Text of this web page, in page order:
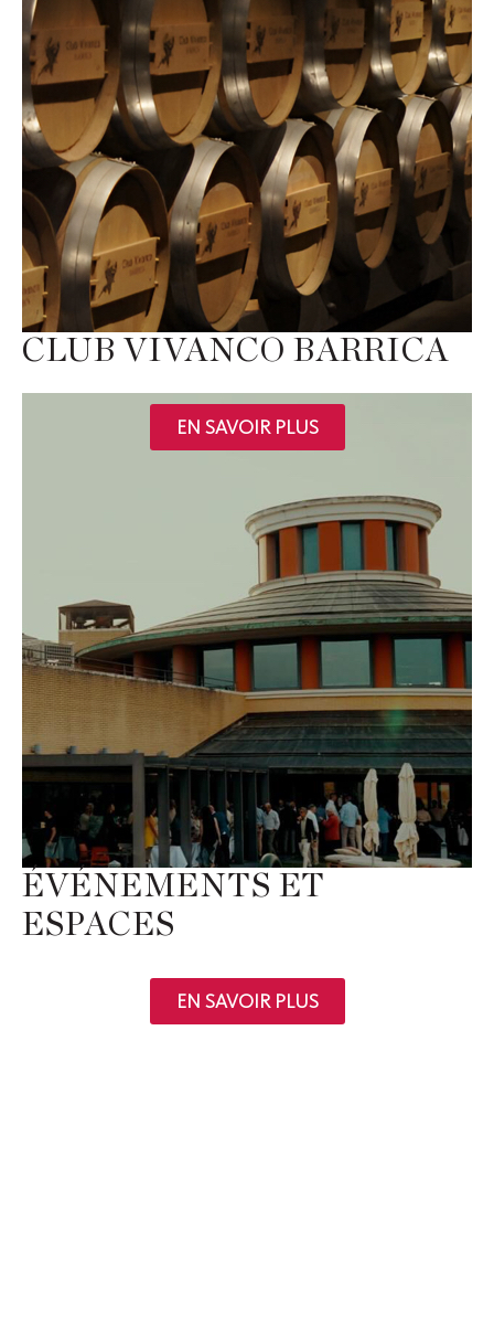
CLUB VIVANCO BARRICA
EN SAVOIR PLUS
ÉVÉNEMENTS ET
ESPACES
EN SAVOIR PLUS